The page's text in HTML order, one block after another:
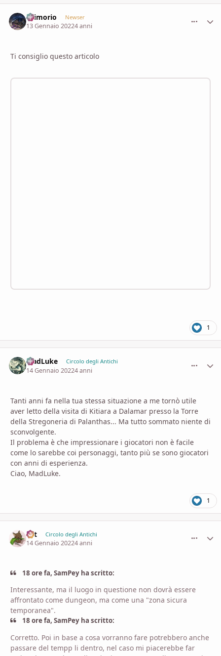
Grimorio Newser
13 Gennaio 20224 anni
Ti consiglio questo articolo
1
MadLuke Circolo degli Antichi
14 Gennaio 20224 anni
Tanti anni fa nella tua stessa situazione a me tornò utile
aver letto della visita di Kitiara a Dalamar presso la Torre
della Stregoneria di Palanthas... Ma tutto sommato niente di
sconvolgente.
Il problema è che impressionare i giocatori non è facile
come lo sarebbe coi personaggi, tanto più se sono giocatori
con anni di esperienza.
Ciao, MadLuke.
1
Lyt Circolo degli Antichi
14 Gennaio 20224 anni
18 ore fa, SamPey ha scritto:
Interessante, ma il luogo in questione non dovrà essere
affrontato come dungeon, ma come una "zona sicura
temporanea".
18 ore fa, SamPey ha scritto:
Corretto. Poi in base a cosa vorranno fare potrebbero anche
passare del tempp li dentro, nel caso mi piacerebbe far